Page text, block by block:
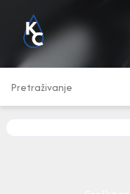
Pogledaj sve